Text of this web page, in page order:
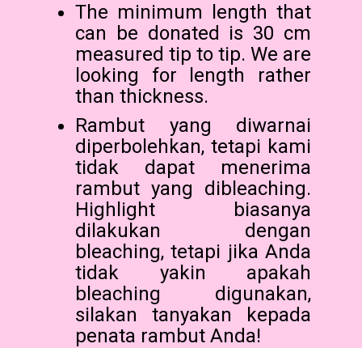
The minimum length that
can be donated is 30 cm
measured tip to tip. We are
looking for length rather
than thickness.
Rambut yang diwarnai
diperbolehkan, tetapi kami
tidak dapat menerima
rambut yang dibleaching.
Highlight biasanya
dilakukan dengan
bleaching, tetapi jika Anda
tidak yakin apakah
bleaching digunakan,
silakan tanyakan kepada
penata rambut Anda!